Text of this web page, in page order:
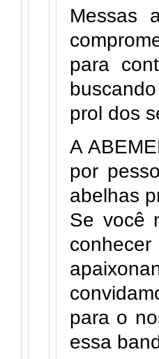
Messas
para
prol dos
A
por
abelhas
Se você
para o
essa